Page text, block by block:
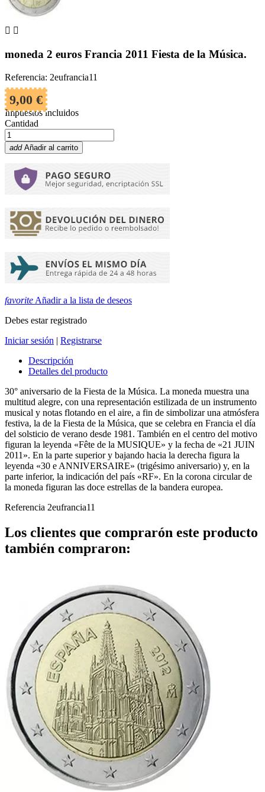
 
moneda 2 euros Francia 2011 Fiesta de la Música.
Referencia: 2eufrancia11
9,00 €
Impuestos incluidos
Cantidad
add Añadir al carrito
favorite Añadir a la lista de deseos
Debes estar registrado
Iniciar sesión | Registrarse
Descripción
Detalles del producto
30° aniversario de la Fiesta de la Música. La moneda muestra una
multitud alegre, con una representación estilizada de un instrumento
musical y notas flotando en el aire, a fin de simbolizar una atmósfera
festiva, la de la Fiesta de la Música, que se celebra en Francia el día
del solsticio de verano desde 1981. También en el centro del motivo
figuran la leyenda «Fête de la MUSIQUE» y la fecha de «21 JUIN
2011». En la parte superior y bajando hacia la derecha figura la
leyenda «30 e ANNIVERSAIRE» (trigésimo aniversario) y, en la
parte inferior, la indicación del país «RF». En la corona circular de
la moneda figuran las doce estrellas de la bandera europea.
Referencia 2eufrancia11
Los clientes que comprarón este producto
también compraron: